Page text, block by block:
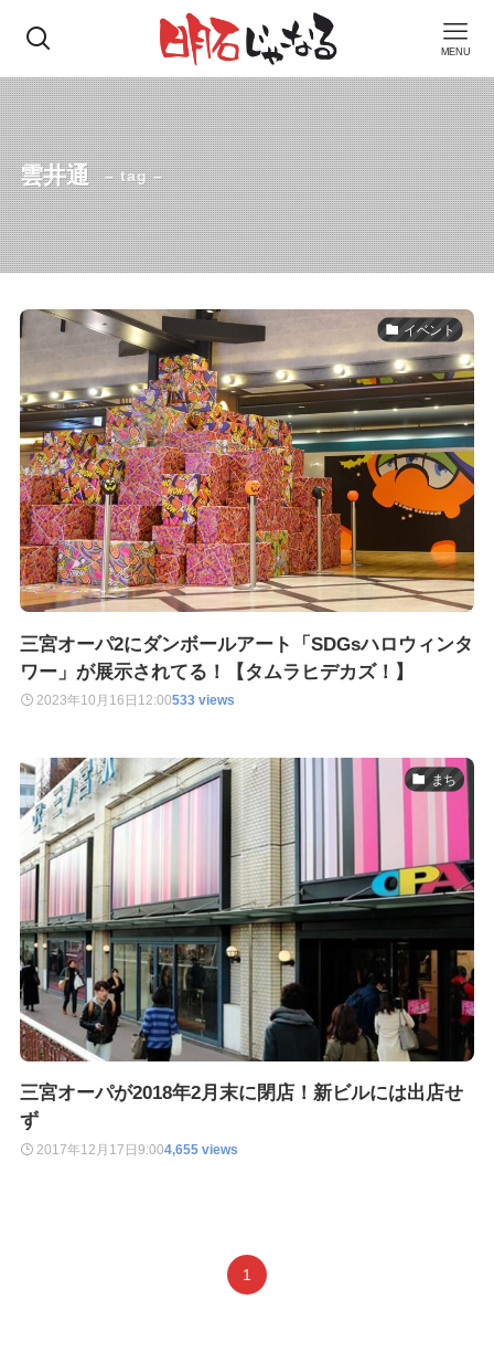
MENU
雲井通 – tag –
イベント
三宮オーパ2にダンボールアート「SDGsハロウィンタ
ワー」が展示されてる！【タムラヒデカズ！】
2023年10月16日 12:00533 views
まち
三宮オーパが2018年2月末に閉店！新ビルには出店せ
ず
2017年12月17日9:004,655 views
1